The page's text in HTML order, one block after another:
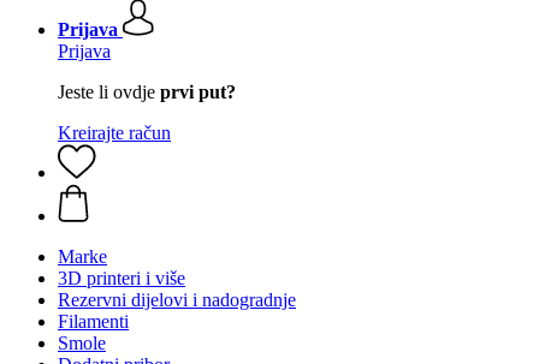
Prijava
Prijava
Jeste li ovdje prvi put?
Kreirajte račun
Marke
3D printeri i više
Rezervni dijelovi i nadogradnje
Filamenti
Smole